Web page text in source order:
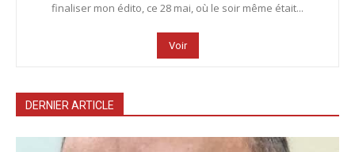
finaliser mon édito, ce 28 mai, où le soir même était...
Voir
DERNIER ARTICLE